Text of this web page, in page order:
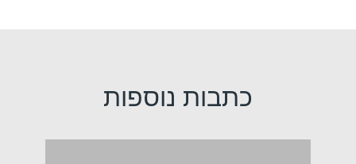
כתבות נוספות